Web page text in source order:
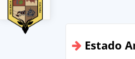
2022
Estado